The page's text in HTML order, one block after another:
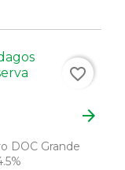
arrow_forward
DOC Grande
favorite_border